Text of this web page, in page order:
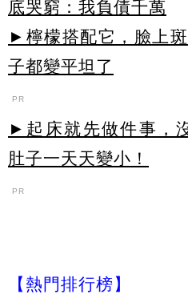
底哭窮：我負債千萬
►檸檬搭配它，臉上
子都變平坦了
PR
►起床就先做件事，
肚子一天天變小！
PR
【熱門排行榜】